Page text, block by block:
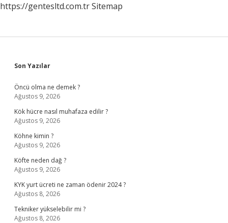
https://gentesltd.com.trSitemap
Sidebar
Son Yazılar
Öncü olma ne demek ?
Ağustos 9, 2026
Kök hücre nasıl muhafaza edilir ?
Ağustos 9, 2026
Köhne kimin ?
Ağustos 9, 2026
Köfte neden dağ ?
Ağustos 9, 2026
KYK yurt ücreti ne zaman ödenir 2024 ?
Ağustos 8, 2026
Tekniker yükselebilir mi ?
Ağustos 8, 2026